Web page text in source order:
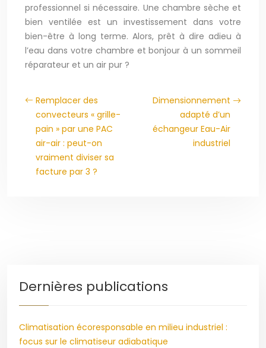
professionnel si nécessaire. Une chambre sèche et
bien ventilée est un investissement dans votre
bien-être à long terme. Alors, prêt à dire adieu à
l’eau dans votre chambre et bonjour à un sommeil
réparateur et un air pur ?
Remplacer des
convecteurs « grille-
pain » par une PAC
air-air : peut-on
vraiment diviser sa
facture par 3 ?
Dimensionnement
adapté d’un
échangeur Eau-Air
industriel
Dernières publications
Climatisation écoresponsable en milieu industriel :
focus sur le climatiseur adiabatique